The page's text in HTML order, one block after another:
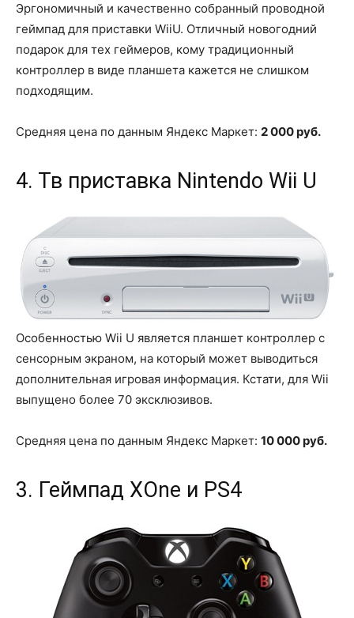
Эргономичный и качественно собранный проводной
геймпад для приставки WiiU. Отличный новогодний
подарок для тех геймеров, кому традиционный
контроллер в виде планшета кажется не слишком
подходящим.
Средняя цена по данным Яндекс Маркет: 2 000 руб.
4. Тв приставка Nintendo Wii U
Особенностью Wii U является планшет контроллер с
сенсорным экраном, на который может выводиться
дополнительная игровая информация. Кстати, для Wii
выпущено более 70 эксклюзивов.
Средняя цена по данным Яндекс Маркет: 10 000 руб.
3. Геймпад XOne и PS4